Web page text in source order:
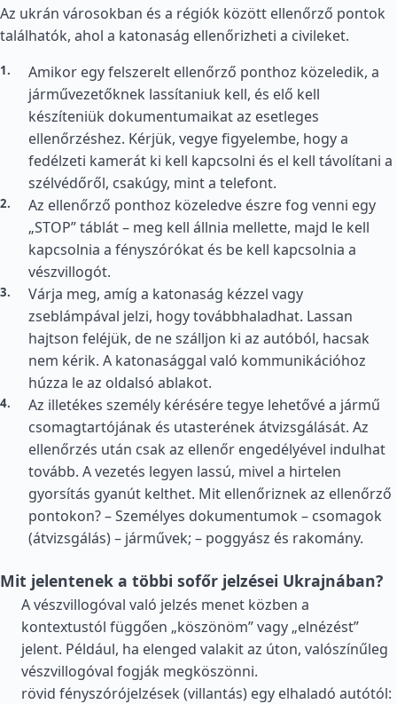
Az ukrán városokban és a régiók között ellenőrző pontok
találhatók, ahol a katonaság ellenőrizheti a civileket.
Amikor egy felszerelt ellenőrző ponthoz közeledik, a
járművezetőknek lassítaniuk kell, és elő kell
készíteniük dokumentumaikat az esetleges
ellenőrzéshez. Kérjük, vegye figyelembe, hogy a
fedélzeti kamerát ki kell kapcsolni és el kell távolítani a
szélvédőről, csakúgy, mint a telefont.
Az ellenőrző ponthoz közeledve észre fog venni egy
„STOP” táblát – meg kell állnia mellette, majd le kell
kapcsolnia a fényszórókat és be kell kapcsolnia a
vészvillogót.
Várja meg, amíg a katonaság kézzel vagy
zseblámpával jelzi, hogy továbbhaladhat. Lassan
hajtson feléjük, de ne szálljon ki az autóból, hacsak
nem kérik. A katonasággal való kommunikációhoz
húzza le az oldalsó ablakot.
Az illetékes személy kérésére tegye lehetővé a jármű
csomagtartójának és utasterének átvizsgálását. Az
ellenőrzés után csak az ellenőr engedélyével indulhat
tovább. A vezetés legyen lassú, mivel a hirtelen
gyorsítás gyanút kelthet. Mit ellenőriznek az ellenőrző
pontokon? – Személyes dokumentumok – csomagok
(átvizsgálás) – járművek; – poggyász és rakomány.
Mit jelentenek a többi sofőr jelzései Ukrajnában?
A vészvillogóval való jelzés menet közben a
kontextustól függően „köszönöm” vagy „elnézést”
jelent. Például, ha elenged valakit az úton, valószínűleg
vészvillogóval fogják megköszönni.
rövid fényszórójelzések (villantás) egy elhaladó autótól: